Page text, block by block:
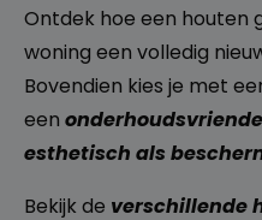
Ontdek hoe een houten
woning een volledig
Bovendien kies je met
een
esthetisch als
Bekijk de verschillende